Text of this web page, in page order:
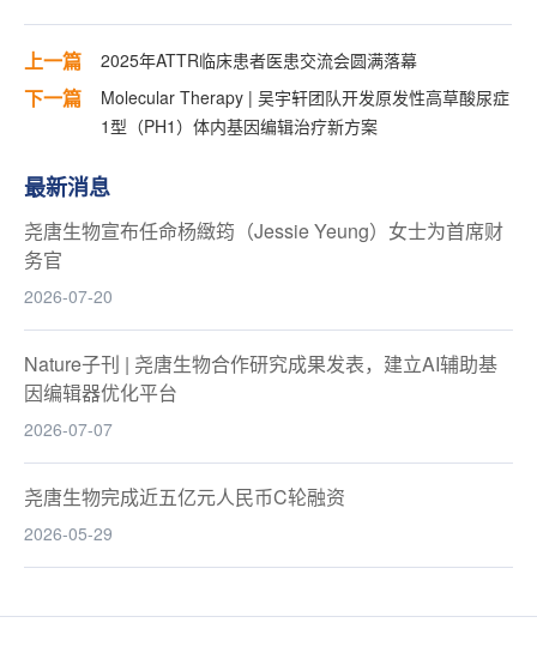
上一篇 2025年ATTR临床患者医患交流会圆满落幕
下一篇
Molecular Therapy | 吴宇轩团队开发原发性高草酸尿症
1型（PH1）体内基因编辑治疗新方案
最新消息
尧唐生物宣布任命杨緻筠（Jessie Yeung）女士为首席财
务官
2026-07-20
Nature子刊 | 尧唐生物合作研究成果发表，建立AI辅助基
因编辑器优化平台
2026-07-07
尧唐生物完成近五亿元人民币C轮融资
2026-05-29